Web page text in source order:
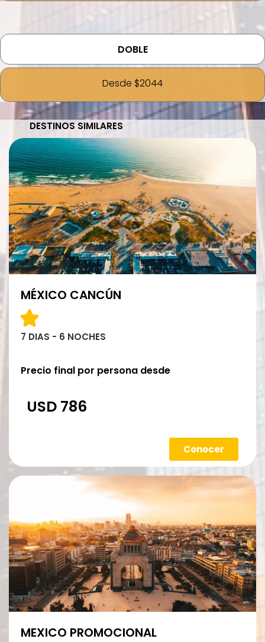
DOBLE
Desde $2044
DESTINOS SIMILARES
MÉXICO CANCÚN
7 DIAS - 6 NOCHES
Precio final por persona desde
USD 786
Conocer
MEXICO PROMOCIONAL